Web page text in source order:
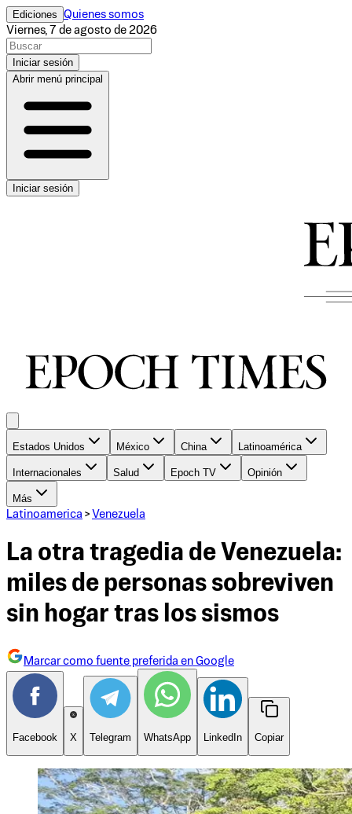
Ediciones Quienes somos
Viernes, 7 de agosto de 2026
Iniciar sesión
Abrir menú principal
Iniciar sesión
Estados Unidos México China Latinoamérica
Internacionales Salud Epoch TV Opinión
Más
Latinoamerica > Venezuela
La otra tragedia de Venezuela:
miles de personas sobreviven
sin hogar tras los sismos
Marcar como fuente preferida en Google
Facebook X Telegram WhatsApp LinkedIn Copiar